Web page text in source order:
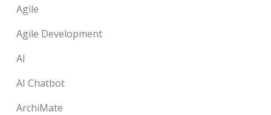
Agile
Agile Development
AI
AI Chatbot
ArchiMate